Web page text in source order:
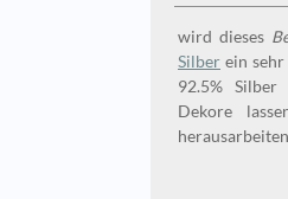
wird dieses
Silber ein
92.5%
Dekore